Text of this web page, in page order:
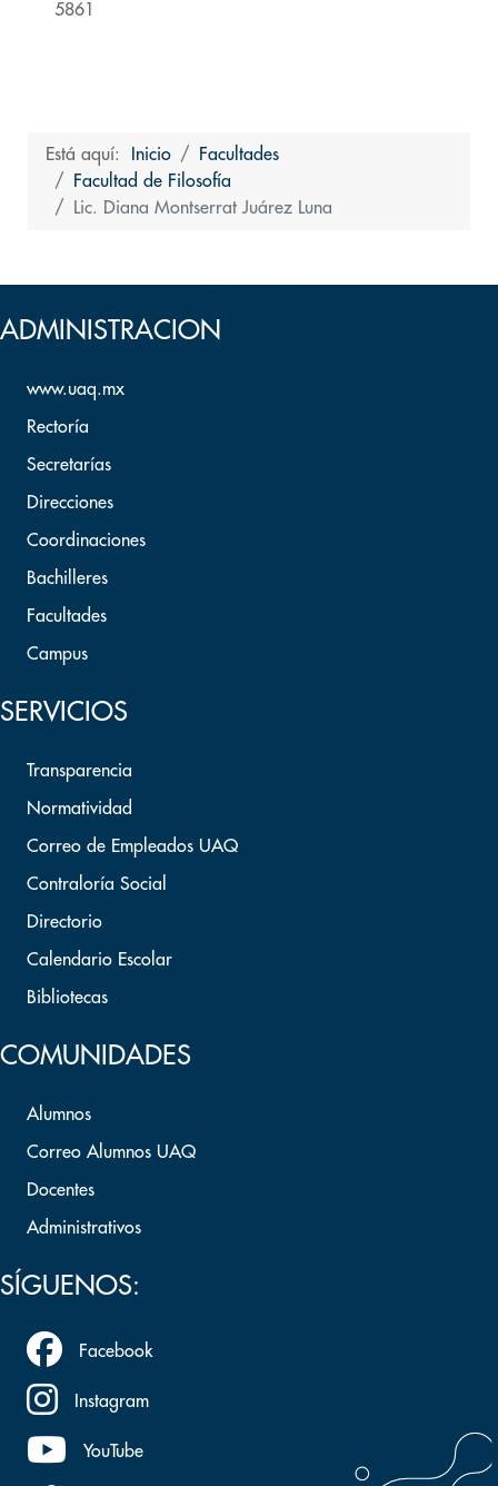
5861
Está aquí: Inicio
Facultades
Facultad de Filosofía
Lic. Diana Montserrat Juárez Luna
ADMINISTRACION
www.uaq.mx
Rectoría
Secretarías
Direcciones
Coordinaciones
Bachilleres
Facultades
Campus
SERVICIOS
Transparencia
Normatividad
Correo de Empleados UAQ
Contraloría Social
Directorio
Calendario Escolar
Bibliotecas
COMUNIDADES
Alumnos
Correo Alumnos UAQ
Docentes
Administrativos
SÍGUENOS:
Facebook
Instagram
YouTube